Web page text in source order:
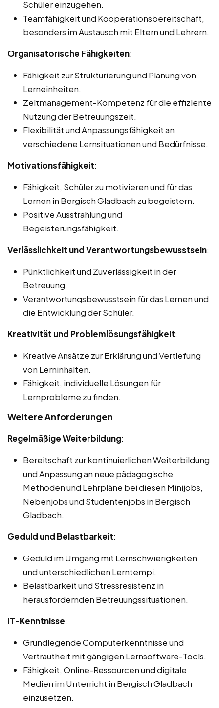
Schüler einzugehen.
Teamfähigkeit und Kooperationsbereitschaft,
besonders im Austausch mit Eltern und Lehrern.
Organisatorische Fähigkeiten:
Fähigkeit zur Strukturierung und Planung von
Lerneinheiten.
Zeitmanagement-Kompetenz für die effiziente
Nutzung der Betreuungszeit.
Flexibilität und Anpassungsfähigkeit an
verschiedene Lernsituationen und Bedürfnisse.
Motivationsfähigkeit:
Fähigkeit, Schüler zu motivieren und für das
Lernen in Bergisch Gladbach zu begeistern.
Positive Ausstrahlung und
Begeisterungsfähigkeit.
Verlässlichkeit und Verantwortungsbewusstsein:
Pünktlichkeit und Zuverlässigkeit in der
Betreuung.
Verantwortungsbewusstsein für das Lernen und
die Entwicklung der Schüler.
Kreativität und Problemlösungsfähigkeit:
Kreative Ansätze zur Erklärung und Vertiefung
von Lerninhalten.
Fähigkeit, individuelle Lösungen für
Lernprobleme zu finden.
Weitere Anforderungen
Regelmäßige Weiterbildung:
Bereitschaft zur kontinuierlichen Weiterbildung
und Anpassung an neue pädagogische
Methoden und Lehrpläne bei diesen Minijobs,
Nebenjobs und Studentenjobs in Bergisch
Gladbach.
Geduld und Belastbarkeit:
Geduld im Umgang mit Lernschwierigkeiten
und unterschiedlichen Lerntempi.
Belastbarkeit und Stressresistenz in
herausfordernden Betreuungssituationen.
IT-Kenntnisse:
Grundlegende Computerkenntnisse und
Vertrautheit mit gängigen Lernsoftware-Tools.
Fähigkeit, Online-Ressourcen und digitale
Medien im Unterricht in Bergisch Gladbach
einzusetzen.